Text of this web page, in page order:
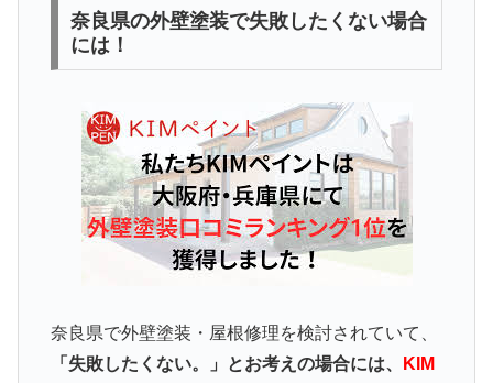
奈良県の外壁塗装で失敗したくない場合
には！
奈良県で外壁塗装・屋根修理を検討されていて、
「失敗したくない。」とお考えの場合には、
KIM